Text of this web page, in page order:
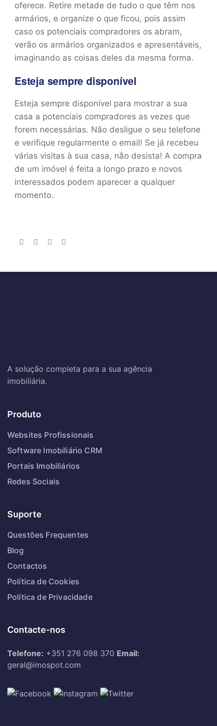
oferece. Retire metade de tudo o que têm nos
armários, e organize o que ficou, pois assim
caso os potenciais compradores os abram,
verão os armários organizados e apresentáveis,
imaginando as coisas deles da mesma forma.
Esteja sempre disponível
Esteja sempre disponível para mostrar a sua
casa a potenciais compradores as vezes que
forem necessárias. Não desligue o seu telefone
e verifique regularmente o email! Se já recebeu
várias visitas à sua casa, não desista! A compra
de um imóvel é feita a longo prazo e novos
interessados podem aparecer a qualquer
momento.
A solução completa para a sua agência
imobiliária.
Produto
Websites Profissionais
Software Imobiliário CRM
Portais Imobiliários
Redes Sociais
Suporte
Questões Frequentes
Blog
Contactos
Política de Cookies
Política de Privacidade
Contacte-nos
Telefone: +351 276 098 370 Email:
geral@imospot.com